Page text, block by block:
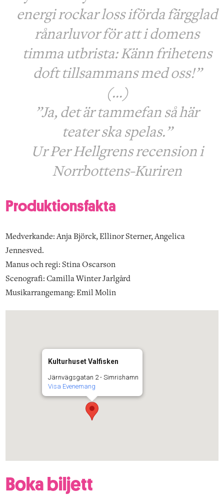
energi rockar loss iförda färgglad
rånarluvor för att i domens
timma utbrista: Känn frihetens
doft tillsammans med oss!”
(…)
”Ja, det är tammefan så här
teater ska spelas.”
Ur Per Hellgrens recension i
Norrbottens-Kuriren
Produktionsfakta
Medverkande: Anja Björck, Ellinor Sterner, Angelica
Jennesved.
Manus och regi: Stina Oscarson
Scenografi: Camilla Winter Jarlgård
Musikarrangemang: Emil Molin
Kulturhuset Valfisken
Järnvägsgatan 2 - Simrishamn
Visa Evenemang
Boka biljett